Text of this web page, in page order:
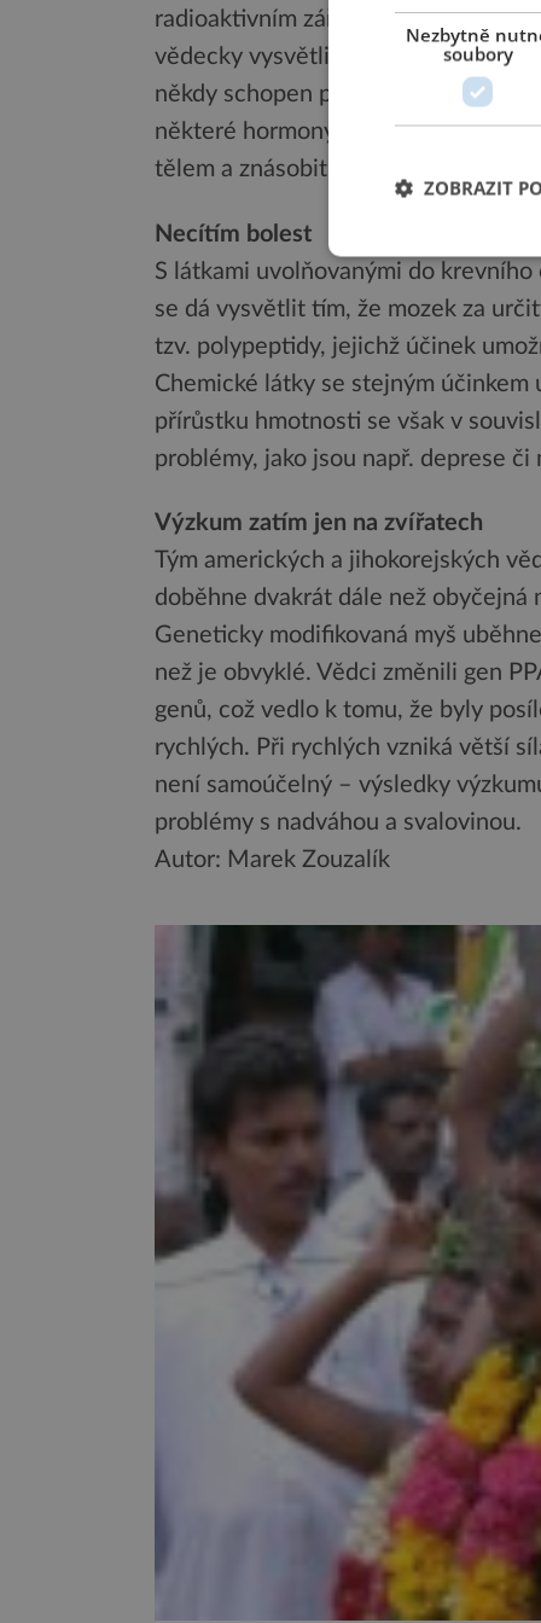
radioaktivním zářením, jsou v
vědecky vysvětlitelné. Pokud je
někdy schopen podat až nadlidské
některé hormony, jako je např.
tělem a znásobit tak hladinu kyslíku
Necítím bolest
S látkami uvolňovanými do
se dá vysvětlit tím, že mozek za
tzv. polypeptidy, jejichž účinek
Chemické látky se stejným
přírůstku hmotnosti se však v
problémy, jako jsou např. deprese
Výzkum zatím jen na zvířatech
Tým amerických a jihokorejských
doběhne dvakrát dále než obyčejná
Geneticky modifikovaná myš
než je obvyklé. Vědci změnili gen
genů, což vedlo k tomu, že byly
rychlých. Při rychlých vzniká větší
není samoúčelný – výsledky
problémy s nadváhou a svalovinou.
Autor: Marek Zouzalík
Nezbytně
soubory
ZOBRAZIT